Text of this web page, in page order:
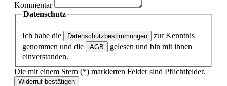
Kommentar
Datenschutz
Ich habe die Datenschutzbestimmungen
zur Kenntnis
genommen und die
AGB
gelesen und bin mit ihnen
einverstanden.
Die mit einem Stern (*) markierten Felder sind Pflichtfelder.
Widerruf bestätigen